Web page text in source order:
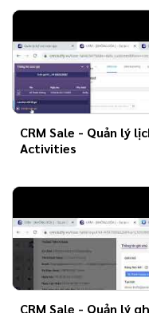
CRM Sale - Quản lý
Activities
CRM Sale - Quản lý